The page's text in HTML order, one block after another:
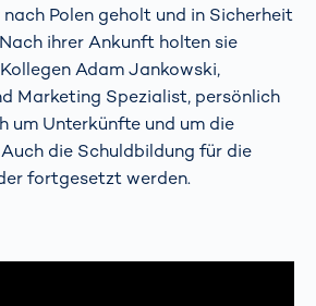
Polen geholt und in Sicherheit
ihrer Ankunft holten sie
Adam Jankowski,
Marketing Spezialist, persönlich
um Unterkünfte und um die
die Schuldbildung für die
fortgesetzt werden.